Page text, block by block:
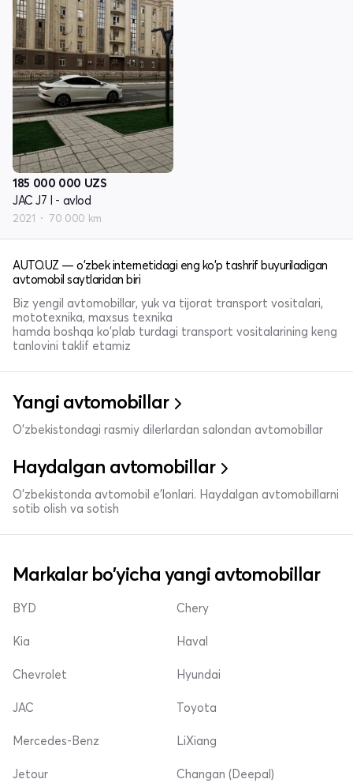
185 000 000 UZS
JAC J7 I - avlod
2021 70 000 km
AUTO.UZ — o'zbek internetidagi eng ko'p tashrif buyuriladigan
avtomobil saytlaridan biri
Biz yengil avtomobillar, yuk va tijorat transport vositalari,
mototexnika, maxsus texnika
hamda boshqa ko'plab turdagi transport vositalarining keng
tanlovini taklif etamiz
Yangi avtomobillar
O'zbekistondagi rasmiy dilerlardan salondan avtomobillar
Haydalgan avtomobillar
O'zbekistonda avtomobil e’lonlari. Haydalgan avtomobillarni
sotib olish va sotish
Markalar bo'yicha yangi avtomobillar
BYD
Kia
Chevrolet
Chery
Haval
Hyundai
JAC
Mercedes-Benz
Jetour
Toyota
LiXiang
Changan (Deepal)